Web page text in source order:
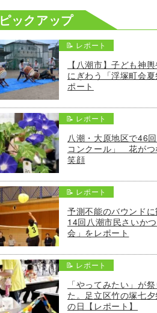
ピックアップ
📝 レポート
【八潮市】子ども神
にぎわう「浮塚町会
ポート
📝 レポート
八潮・大原地区で46
コンクール」 花がつ
笑顔
📝 レポート
予測不能のバウンド
14回八潮市民さいか
会」をレポート
📝 レポート
「やってみたい」が
た。足立区竹の塚七
の日【レポート】